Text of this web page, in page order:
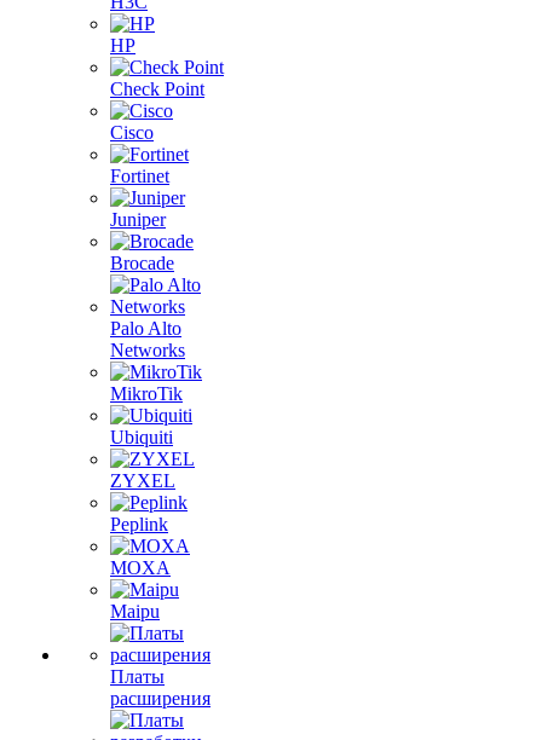
HP
Check Point
Cisco
Fortinet
Juniper
Brocade
Palo Alto
Networks
MikroTik
Ubiquiti
ZYXEL
Peplink
MOXA
Maipu
Платы
расширения